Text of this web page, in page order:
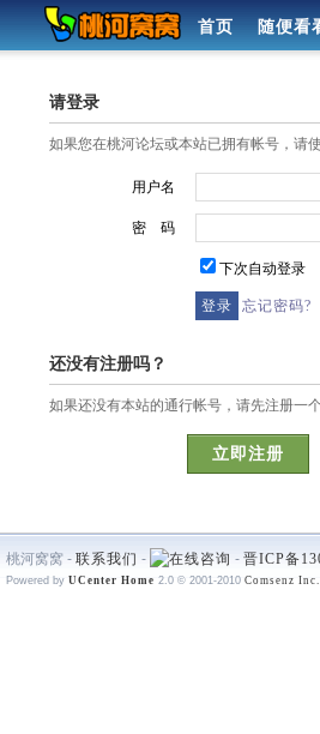
首页 随便看
请登录
如果您在桃河论坛或本站已拥有帐号，请
用户名
密 码
下次自动登录
忘记密码?
还没有注册吗？
如果还没有本站的通行帐号，请先注册一
立即注册
桃河窝窝 - 联系我们 - - 晋ICP备
Powered by UCenter Home 2.0 © 2001-2010 Comsenz Inc.